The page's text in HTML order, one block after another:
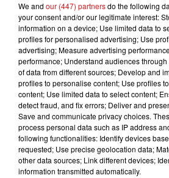
Fin : 14 août 2026
ÉCOUTEZ CERISE FM ET GAGNEZ VOTRE
We and our (447) partnersdo the following
your consent and/or our legitimate interest:
information on a device; Use limited data to
profiles for personalised advertising; Use
advertising; Measure advertising
performance; Understand audiences
of data from different sources; Develop and
profiles to personalise content; Use profiles
content; Use limited data to select content;
detect fraud, and fix errors; Deliver and
Save and communicate privacy choices.
process personal data such as IP address
following functionalities: Identify devices
requested; Use precise geolocation data;
other data sources; Link different devices;
information transmitted automatically.